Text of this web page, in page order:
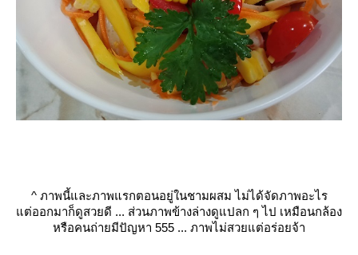
^ภาพนี้และภาพแรกตอนอยู่ในชามผสม ไม่ได้จัดภาพอะไร
ต่ออกมาก็ดูสวยดี ... ส่วนภาพข้างล่างดูแปลก ๆ ไป เหมือนกล้อง
หรือคนถ่ายมีปัญหา 555 ... ภาพไม่สวยแต่อร่อยจ้า